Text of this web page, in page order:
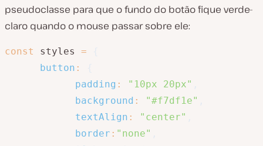
pseudoclasse para que o fundo do botão fique verde-
claro quando o mouse passar sobre ele:
const styles =
button :
padding : "10px 20px"
background : "#f7df1e"
textAlign : "center"
border : "none"